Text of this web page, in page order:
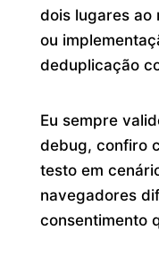
dois lugares ao
ou
deduplicação
Eu sempre
debug, confiro
testo em
navegadores
consentimento